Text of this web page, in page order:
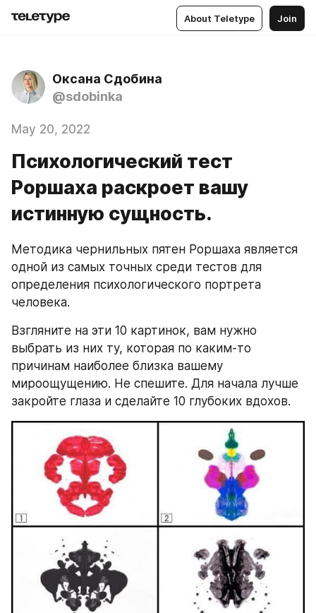
About Teletype Join
Оксана Сдобина
@sdobinka
May 20, 2022
Психологический тест
Роршаха раскроет вашу
истинную сущность.
Методика чернильных пятен Роршаха является
одной из самых точных среди тестов для
определения психологического портрета
человека.
Взгляните на эти 10 картинок, вам нужно
выбрать из них ту, которая по каким-то
причинам наиболее близка вашему
мироощущению. Не спешите. Для начала лучше
закройте глаза и сделайте 10 глубоких вдохов.